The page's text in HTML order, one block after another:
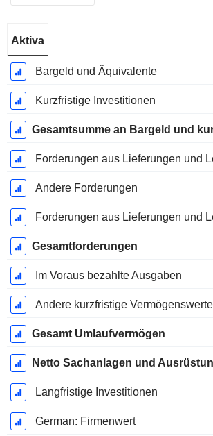
Geschäftsjahres:
Dezember
Aktiva
Bargeld und Äquivalente
Kurzfristige Investitionen
Andere Forderungen
Forderungen aus Lieferungen und
Gesamtforderungen
Im Voraus bezahlte Ausgaben
Andere kurzfristige
Gesamt Umlaufvermögen
Netto Sachanlagen und
Langfristige Investitionen
German: Firmenwert